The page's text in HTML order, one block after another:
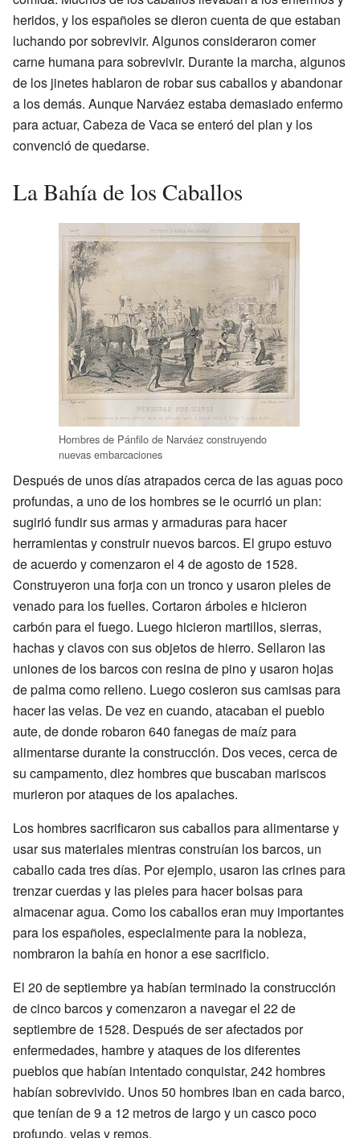
heridos, y los españoles se dieron cuenta de que estaban
luchando por sobrevivir. Algunos consideraron comer
carne humana para sobrevivir. Durante la marcha, algunos
de los jinetes hablaron de robar sus caballos y abandonar
a los demás. Aunque Narváez estaba demasiado enfermo
para actuar, Cabeza de Vaca se enteró del plan y los
convenció de quedarse.
La Bahía de los Caballos
Hombres de Pánfilo de Narváez construyendo
nuevas embarcaciones
Después de unos días atrapados cerca de las aguas poco
profundas, a uno de los hombres se le ocurrió un plan:
sugirió fundir sus armas y armaduras para hacer
herramientas y construir nuevos barcos. El grupo estuvo
de acuerdo y comenzaron el 4 de agosto de 1528.
Construyeron una forja con un tronco y usaron pieles de
venado para los fuelles. Cortaron árboles e hicieron
carbón para el fuego. Luego hicieron martillos, sierras,
hachas y clavos con sus objetos de hierro. Sellaron las
uniones de los barcos con resina de pino y usaron hojas
de palma como relleno. Luego cosieron sus camisas para
hacer las velas. De vez en cuando, atacaban el pueblo
aute, de donde robaron 640 fanegas de maíz para
alimentarse durante la construcción. Dos veces, cerca de
su campamento, diez hombres que buscaban mariscos
murieron por ataques de los apalaches.
Los hombres sacrificaron sus caballos para alimentarse y
usar sus materiales mientras construían los barcos, un
caballo cada tres días. Por ejemplo, usaron las crines para
trenzar cuerdas y las pieles para hacer bolsas para
almacenar agua. Como los caballos eran muy importantes
para los españoles, especialmente para la nobleza,
nombraron la bahía en honor a ese sacrificio.
El 20 de septiembre ya habían terminado la construcción
de cinco barcos y comenzaron a navegar el 22 de
septiembre de 1528. Después de ser afectados por
enfermedades, hambre y ataques de los diferentes
pueblos que habían intentado conquistar, 242 hombres
habían sobrevivido. Unos 50 hombres iban en cada barco,
que tenían de 9 a 12 metros de largo y un casco poco
profundo, velas y remos.